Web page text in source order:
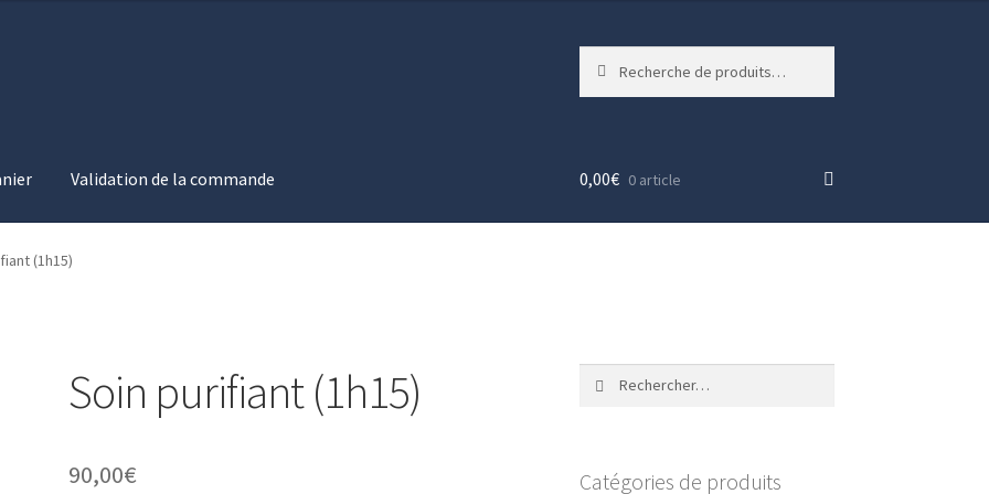
pour :
Validation de la commande
de la commande
0,00€ 0 article
(1h15)
Soin purifiant (1h15)
90,00€
Rechercher :
Catégories de produits